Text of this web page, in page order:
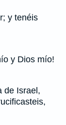
y tenéis
y Dios mío!
de Israel,